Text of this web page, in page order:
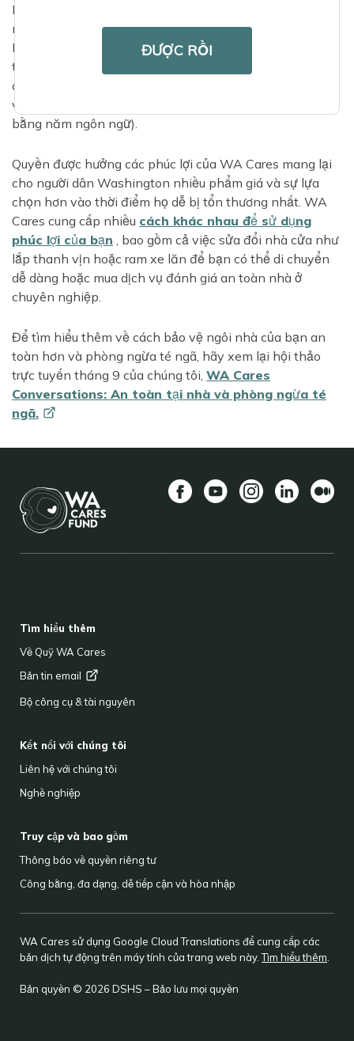
Bạn có thắc mắc ngôi nhà của bạn hoặc ngôi nhà của
người thân yêu của bạn an toàn như thế nào không?
Bạn có thể
sử dụng danh sách kiểm tra này
tra nhanh các mối nguy hiểm tiềm ẩn hoặc thực hiện
đánh giá chi tiết từng phòng bằng hướng dẫn, bảng tính
và danh sách kiểm tra
bằng năm ngôn ngữ).
Quyền được hưởng các phúc lợi của WA Cares mang lại
cho người dân Washington nhiều phẩm giá và sự lựa
chọn hơn vào thời điểm họ dễ bị tổn thương nhất. WA
Cares cung cấp nhiều cách khác nhau để sử dụng
phúc lợi của bạn , bao gồm cả việc sửa đổi nhà cửa như
lắp thanh vịn hoặc ram xe lăn để bạn có thể di chuyển
dễ dàng hoặc mua dịch vụ đánh giá an toàn nhà ở
chuyên nghiệp.
Để tìm hiểu thêm về cách bảo vệ ngôi nhà của bạn an
toàn hơn và phòng ngừa té ngã, hãy xem lại hội thảo
trực tuyến tháng 9 của chúng tôi, WA Cares
Conversations: An toàn tại nhà và phòng ngừa té
ngã.
FOOTER
Tìm hiểu thêm
Về Quỹ WA Cares
Bản tin email
Bộ công cụ & tài nguyên
Kết nối với chúng tôi
Liên hệ với chúng tôi
Nghề nghiệp
Truy cập và bao gồm
Thông báo về quyền riêng tư
Công bằng, đa dạng, dễ tiếp cận và hòa nhập
WA Cares sử dụng Google Cloud Translations để cung cấp các
bản dịch tự động trên máy tính của trang web này.Tìm hiểu thêm
Bản quyền © 2026 DSHS – Bảo lưu mọi quyền
ĐƯỢC RỒI